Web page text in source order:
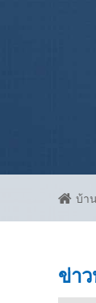
บ้าน
ข่า